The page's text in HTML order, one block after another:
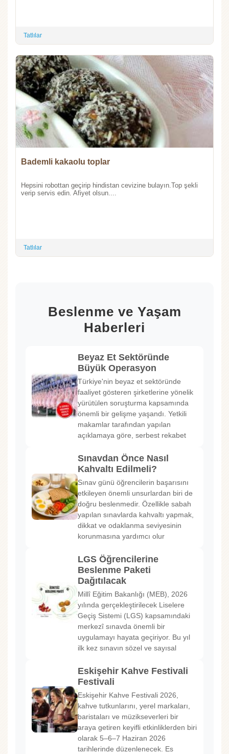
Tatlılar
Bademli kakaolu toplar
Hepsini robottan geçirip hindistan cevizine bulayın.Top şekli
verip servis edin. Afiyet olsun....
Tatlılar
Beslenme ve Yaşam
Haberleri
Beyaz Et Sektöründe
Büyük Operasyon
Türkiye'nin beyaz et sektöründe
faaliyet gösteren şirketlerine yönelik
yürütülen soruşturma kapsamında
önemli bir gelişme yaşandı. Yetkili
makamlar tarafından yapılan
açıklamaya göre, serbest rekabet
Sınavdan Önce Nasıl
Kahvaltı Edilmeli?
Sınav günü öğrencilerin başarısını
etkileyen önemli unsurlardan biri de
doğru beslenmedir. Özellikle sabah
yapılan sınavlarda kahvaltı yapmak,
dikkat ve odaklanma seviyesinin
korunmasına yardımcı olur
LGS Öğrencilerine
Beslenme Paketi
Dağıtılacak
Millî Eğitim Bakanlığı (MEB), 2026
yılında gerçekleştirilecek Liselere
Geçiş Sistemi (LGS) kapsamındaki
merkezî sınavda önemli bir
uygulamayı hayata geçiriyor. Bu yıl
ilk kez sınavın sözel ve sayısal
Eskişehir Kahve Festivali
Festivali
Eskişehir Kahve Festivali 2026,
kahve tutkunlarını, yerel markaları,
baristaları ve müzikseverleri bir
araya getiren keyifli etkinliklerden biri
olarak 5–6–7 Haziran 2026
tarihlerinde düzenlenecek. Es